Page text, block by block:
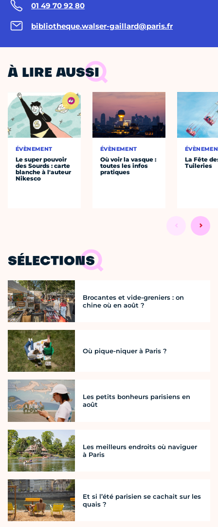
01 49 70 92 80
bibliotheque.walser-gaillard@paris.fr
À LIRE AUSSI
ÉVÈNEMENT
Le super pouvoir
des Sourds : carte
blanche à l'auteur
Nikesco
ÉVÈNEMENT
Où voir la vasque :
toutes les infos
pratiques
La Fête
Tuileries
SÉLECTIONS
Brocantes et vide-greniers : on
chine où en août ?
Où pique-niquer à Paris ?
Les petits bonheurs parisiens en
août
Les meilleurs endroits où naviguer
à Paris
Et si l’été parisien se cachait sur les
quais ?